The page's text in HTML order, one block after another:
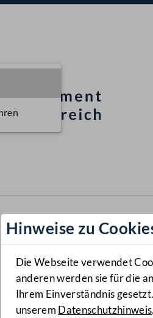
Hinweise zu
Die Webseite verwendet
anderen werden sie für die
Ihrem Einverständnis
unserem Datenschutzhinweis.